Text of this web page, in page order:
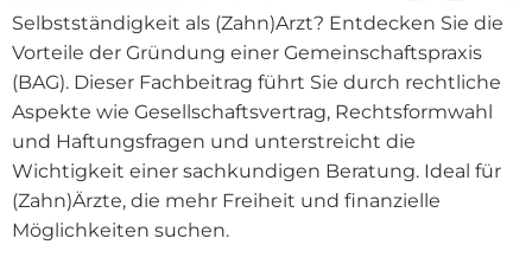
Selbstständigkeit als (Zahn)Arzt? Entdecken Sie die
Vorteile der Gründung einer Gemeinschaftspraxis
(BAG). Dieser Fachbeitrag führt Sie durch rechtliche
Aspekte wie Gesellschaftsvertrag, Rechtsformwahl
und Haftungsfragen und unterstreicht die
Wichtigkeit einer sachkundigen Beratung. Ideal für
(Zahn)Ärzte, die mehr Freiheit und finanzielle
Möglichkeiten suchen.